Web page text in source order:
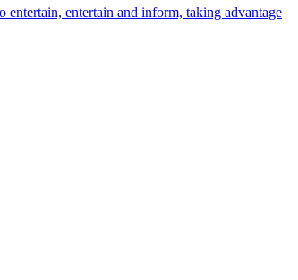
entertain and inform, taking advantage